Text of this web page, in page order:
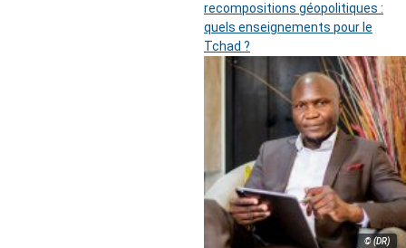
recompositions géopolitiques :
quels enseignements pour le
Tchad ?
© (DR)